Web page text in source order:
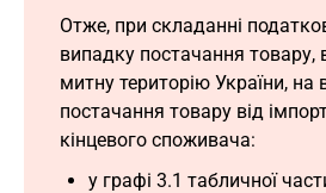
Отже, при складанні
випадку постачання товару,
митну територію України, на
постачання товару від
кінцевого споживача:
у графі 3.1 табличної